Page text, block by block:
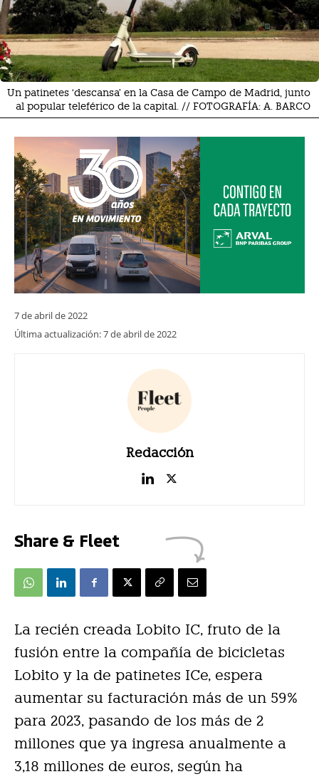
Un patinetes ‘descansa’ en la Casa de Campo de Madrid, junto
al popular teleférico de la capital. // FOTOGRAFÍA: A. BARCO
7 de abril de 2022
Última actualización:7 de abril de 2022
Redacción
Share & Fleet
La recién creada Lobito IC, fruto de la
fusión entre la compañía de bicicletas
Lobito y la de patinetes ICe, espera
aumentar su facturación más de un 59%
para 2023, pasando de los más de 2
millones que ya ingresa anualmente a
3,18 millones de euros, según ha